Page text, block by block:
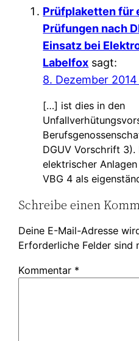
Prüfplaketten für
Prüfungen nach
Einsatz bei
Labelfox sagt:
8. Dezember
[…] ist dies in den
DGUV Vorschrift
elektrischer
VBG 4 als
Schreibe einen
Deine E-Mail-Adresse
Erforderliche Felder sind
Kommentar *